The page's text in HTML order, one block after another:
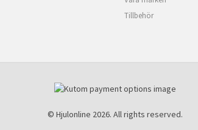
Tillbehör
© Hjulonline 2026. All rights reserved.